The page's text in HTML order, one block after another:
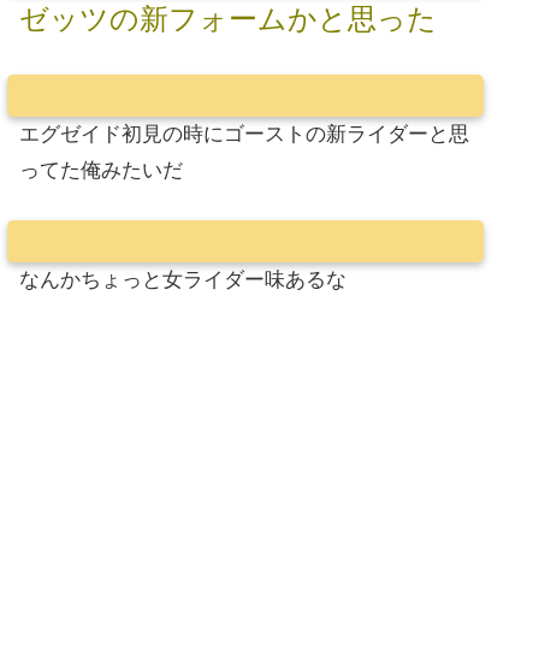
ゼッツの新フォームかと思った
エグゼイド初見の時にゴーストの新ライダーと思
ってた俺みたいだ
なんかちょっと女ライダー味あるな